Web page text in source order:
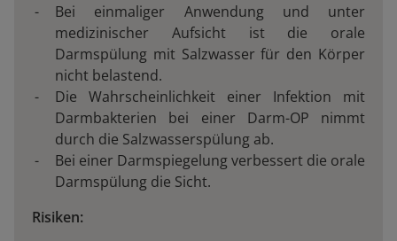
Bei einmaliger Anwendung und unter
medizinischer Aufsicht ist die orale
Darmspülung mit Salzwasser für den Körper
nicht belastend.
Die Wahrscheinlichkeit einer Infektion mit
Darmbakterien bei einer Darm-OP nimmt
durch die Salzwasserspülung ab.
Bei einer Darmspiegelung verbessert die orale
Darmspülung die Sicht.
Risiken: